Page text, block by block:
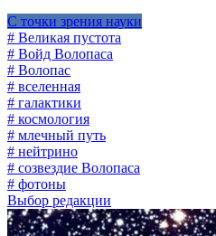
С точки зрения науки
# Великая пустота
# Войд Волопаса
# Волопас
# вселенная
# галактики
# космология
# млечный путь
# нейтрино
# созвездие Волопаса
# фотоны
Выбор редакции